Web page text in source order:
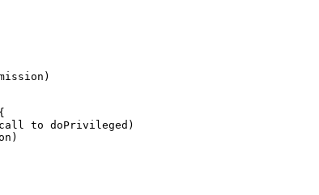
to doPrivileged)